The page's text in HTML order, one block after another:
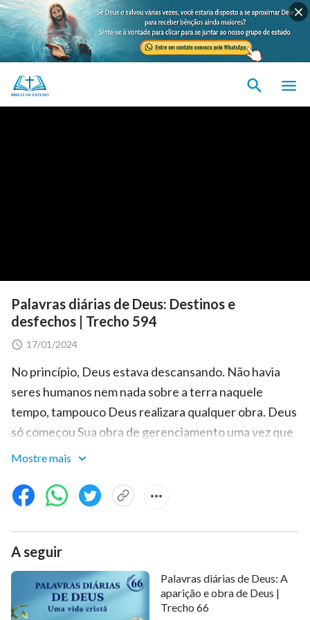
Palavras diárias de Deus: Destinos e
desfechos | Trecho 594
17/01/2024
No princípio, Deus estava descansando. Não havia
seres humanos nem nada sobre a terra naquele
tempo, tampouco Deus realizara qualquer obra. Deus
só começou Sua obra de gerenciamento uma vez que
a humanidade existiu e foi corrompida. Daí em diante,
ocupar com a humanidade. Foi por causa da
corrupção da humanidade que Deus foi tirado de Seu
descanso; também por causa da rebelião do arcanjo é
que Deus foi tirado de Seu descanso. Se não derrotar
Satanás e salvar a humanidade que foi corrompida,
Deus nunca mais vai conseguir entrar no descanso.
Como o homem carece de descanso, Deus também
Mostre mais
A seguir
Palavras diárias de Deus: A
aparição e obra de Deus |
Trecho 66